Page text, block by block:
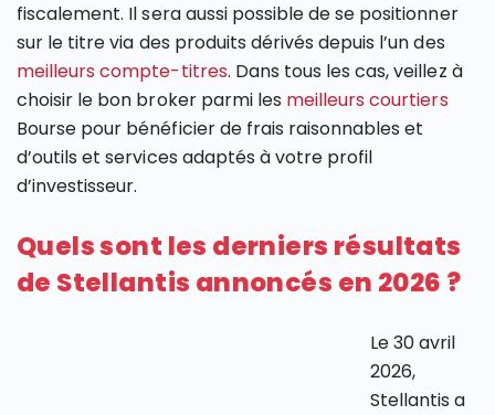
fiscalement. Il sera aussi possible de se positionner
sur le titre via des produits dérivés depuis l’un des
meilleurs compte-titres. Dans tous les cas, veillez à
choisir le bon broker parmi les meilleurs courtiers
Bourse pour bénéficier de frais raisonnables et
d’outils et services adaptés à votre profil
d’investisseur.
Quels sont les derniers résultats
de Stellantis annoncés en 2026 ?
Le 30 avril
2026,
Stellantis a